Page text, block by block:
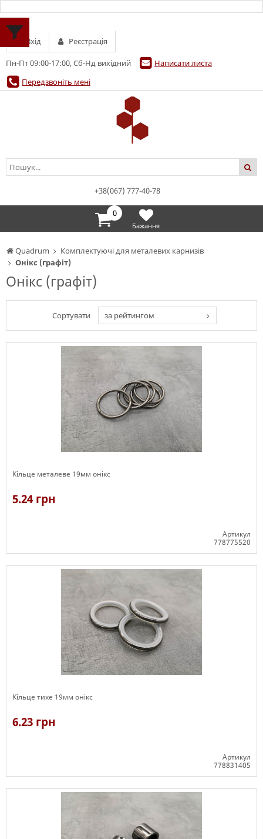
Quadrum
Комплектуючі для металевих карнизів
Онікс (графіт)
Онікс (графіт)
Сортувати за рейтингом
Кільце металеве 19мм онікс
5.24 грн
Артикул
778775520
Кільце тихе 19мм онікс
6.23 грн
Артикул
778831405
Пн-Пт 09:00-17:00, Сб-Нд вихідний
Написати листа
Передзвоніть мені
Вхід Реєстрація
+38(067) 777-40-78
0
Бажання